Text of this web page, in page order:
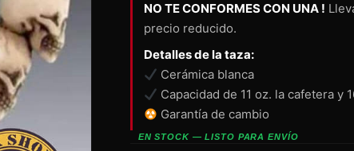
NO TE CONFORMES CON UNA !
precio reducido.
Detalles de la taza:
Cerámica blanca
Capacidad de 11 oz. la cafetera y
Garantía de cambio
EN STOCK — LISTO PARA ENVÍO